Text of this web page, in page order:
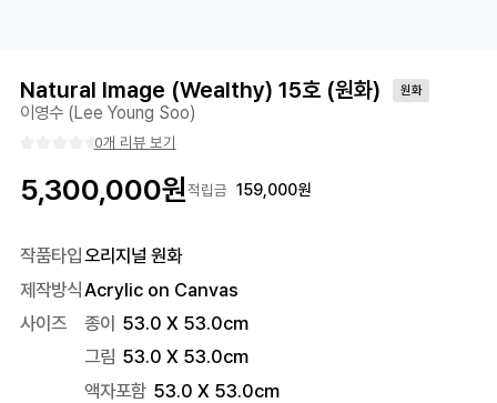
Natural Image (Wealthy) 15호 (원화) 원화
이영수 (Lee Young Soo)
0개 리뷰 보기
5,300,000원적립금 159,000원
작품타입오리지널 원화
제작방식Acrylic on Canvas
사이즈
종이 53.0 X 53.0cm
그림 53.0 X 53.0cm
액자포함 53.0 X 53.0cm